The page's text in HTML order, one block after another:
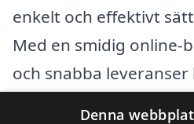
enkelt och effektivt
Med en smidig online-
och snabba leveranser
Denna